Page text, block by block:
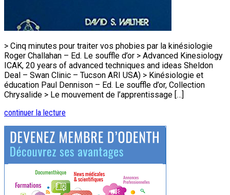
> Cinq minutes pour traiter vos phobies par la kinésiologie
Roger Challahan – Ed. Le souffle d’or > Advanced Kinesiology
ICAK, 20 years of advanced techniques and ideas Sheldon
Deal – Swan Clinic – Tucson ARI USA) > Kinésiologie et
éducation Paul Dennison – Ed. Le souffle d’or, Collection
Chrysalide > Le mouvement de l’apprentissage […]
continuer la lecture